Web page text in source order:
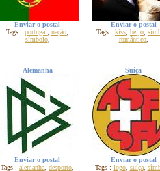
Enviar o postal
Tags : portugal nação
símbolo,
Enviar o postal
Tags : kiss beijo
romântico,
Alemanha
Enviar o postal
Tags : alemanha desporto
Suíça
Enviar o postal
Tags : logo, suíça,